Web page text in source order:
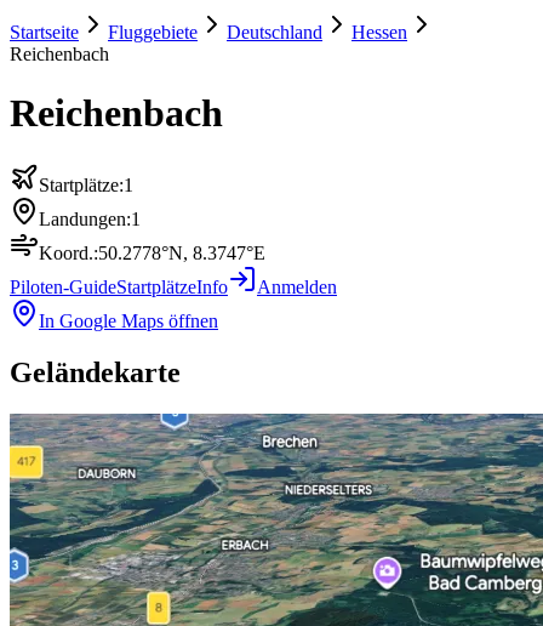
Startseite Fluggebiete Deutschland
Hessen
Reichenbach
Reichenbach
Startplätze:1
Landungen:1
Koord.:50.2778°N, 8.3747°E
Piloten-GuideStartplätzeInfo
Anmelden
In Google Maps öffnen
Geländekarte